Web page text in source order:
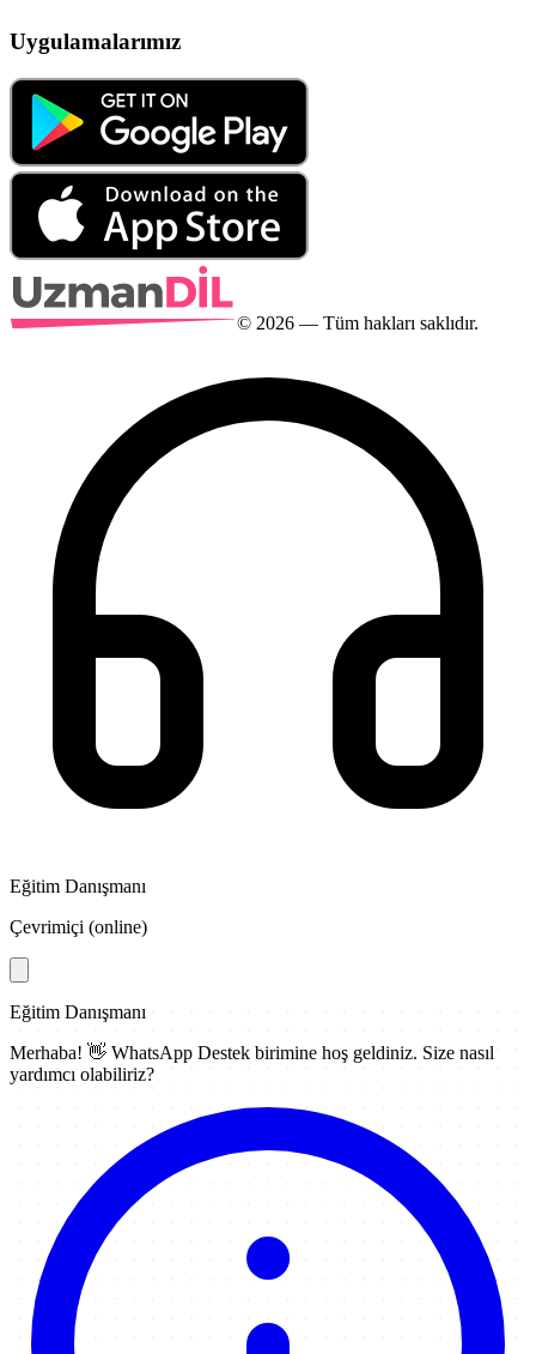
Uygulamalarımız
© 2026 — Tüm hakları saklıdır.
Eğitim Danışmanı
Çevrimiçi (online)
Eğitim Danışmanı
Merhaba! 👋 WhatsApp Destek birimine hoş geldiniz. Size nasıl
yardımcı olabiliriz?